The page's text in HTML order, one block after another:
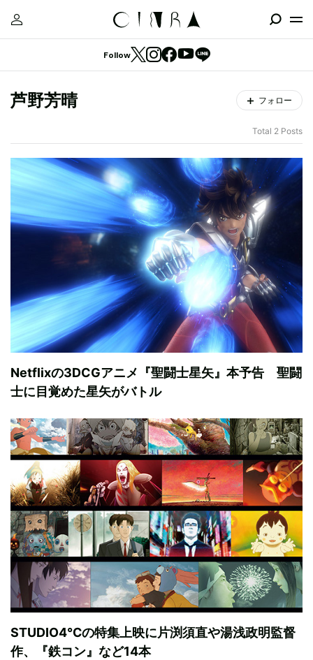
Follow
芦野芳晴 フォロー
Total 2 Posts
Netflixの3DCGアニメ『聖闘士星矢』本予告 聖闘
士に目覚めた星矢がバトル
STUDIO4℃の特集上映に片渕須直や湯浅政明監督
作、『鉄コン』など14本